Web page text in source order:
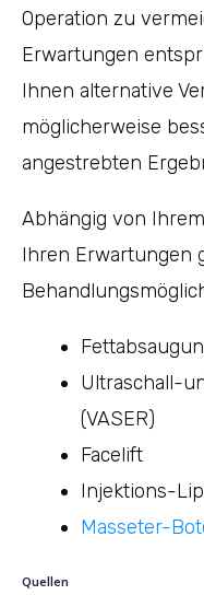
Operation zu
Erwartungen
Ihnen alternative
möglicherweise
angestrebten
Abhängig von
Ihren Erwartungen
Ultraschall-
(VASER)
Facelift
Injektions-
Masseter-
Quellen